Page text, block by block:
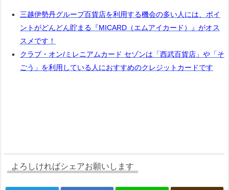
三越伊勢丹グループ百貨店を利用する機会の多い人には、ポイ
ントがどんどん貯まる『MICARD（エムアイカード）』がオス
スメです！
クラブ・オン/ミレニアムカード セゾンは「西武百貨店」や「そ
ごう」を利用している人におすすめのクレジットカードです
よろしければシェアお願いします